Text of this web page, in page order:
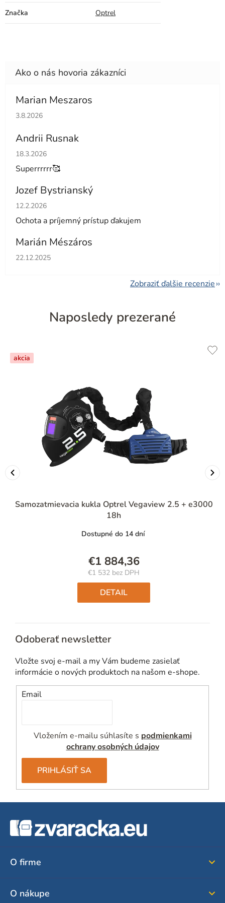
Značka Optrel
Marian Meszaros
Hodnotenie obchodu je 5 z 5 hviezdičiek.
3.8.2026
Andrii Rusnak
Hodnotenie obchodu je 5 z 5 hviezdičiek.
18.3.2026
Superrrrrr🥰
Jozef Bystrianský
Hodnotenie obchodu je 5 z 5 hviezdičiek.
12.2.2026
Ochota a príjemný prístup ďakujem
Marián Mészáros
Hodnotenie obchodu je 5 z 5 hviezdičiek.
22.12.2025
Zobraziť ďalšie recenzie
Naposledy prezerané
akcia
Samozatmievacia kukla Optrel Vegaview 2.5 + e3000
18h
Dostupné do 14 dní
€1 884,36
€1 532 bez DPH
Jednotková
cena:
DETAIL
Odoberať newsletter
Vložte svoj e-mail a my Vám budeme zasielať
informácie o nových produktoch na našom e-shope.
Email
Vložením e-mailu súhlasíte s podmienkami
ochrany osobných údajov
PRIHLÁSIŤ SA
O firme
O nákupe